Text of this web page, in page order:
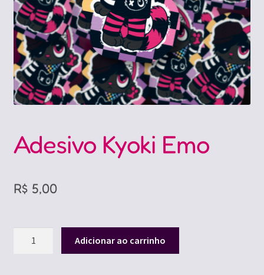
Adesivo Kyoki Emo
R$ 5,00
Adicionar ao carrinho